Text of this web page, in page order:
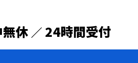
休 ／ 24時間受付